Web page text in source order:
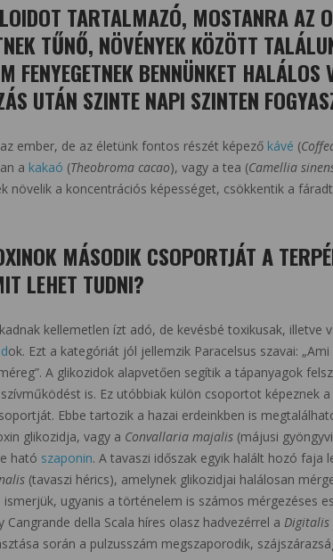
TARTALMAZÓ, MOSTANRA AZ
TŰNŐ, NÖVÉNYEK KÖZÖTT
FENYEGETNEK BENNÜNKET HALÁLOS
UTÁN SZINTE NAPI SZINTEN
ember, de az életünk fontos részét képező kávé (
a kakaó (Theobroma cacao), vagy a tea (Camellia
növelik a koncentrációs képességet, csökkentik a
MÁSODIK CSOPORTJÁT A
LEHET TUDNI?
kellemetlen ízt adó, de kevésbé toxikusak, illetve
ok. Ezt a kategóriát jól jellemzik Paracelsus szavai:
A glikozidok alapvetően segítik a tápanyagok
is. Ez utóbbiak külön csoportot képeznek
Ebbe tartozik a hazai erdeinkben is
glikozidja, vagy a Convallaria majalis (májusi
ható szaponin. A tavaszi időszak egyik halált hozó faja
(tavaszi hérics), amelynek glikozidjai halálosan
ugyanis a történelem is számos mérgezéses
della Scala híres olasz hadvezérrel a
során a pulzusszám megszaporodik,